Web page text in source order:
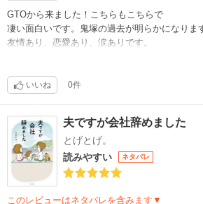
GTOから来ました！こちらもこちらで
凄い面白いです。鬼塚の過去が明らかになりま
友情あり、恋愛あり、涙ありです。
いいね 0件
夫ですが会社辞めました
とげとげ。
読みやすい
ネタバレ
このレビューはネタバレを含みます▼